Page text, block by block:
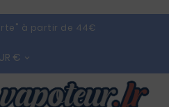
à partir de 44€
€ 